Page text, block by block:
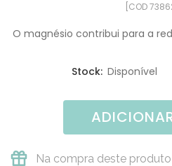
[COD
O magnésio contribui para a
Stock: Disponível
Na compra deste